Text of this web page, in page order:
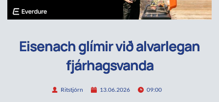
Eisenach glímir við alvarlegan
fjárhagsvanda
Ritstjórn 13.06.2026 09:00